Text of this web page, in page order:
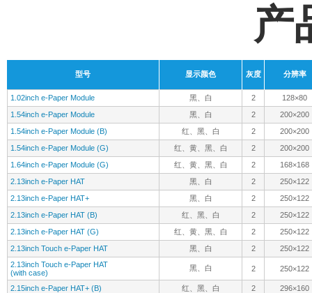
产
型号 显示颜色 灰度 分辨率
1.02inch e-Paper Module 黑、白 2
128×80
1.54inch e-Paper Module
黑、白 2
200×200
1.54inch e-Paper Module (B)
红、黑、白 2
200×200
1.54inch e-Paper Module (G)
红、黄、黑、白 2
200×200
1.64inch e-Paper Module (G)
红、黄、黑、白 2
168×168
2.13inch e-Paper HAT
黑、白 2
250×122
2.13inch e-Paper HAT+
黑、白 2
250×122
2.13inch e-Paper HAT (B)
红、黑、白 2
250×122
2.13inch e-Paper HAT (G)
红、黄、黑、白 2
250×122
2.13inch Touch e-Paper HAT
黑、白 2
250×122
2.13inch Touch e-Paper HAT
(with case)
黑、白 2 250×122
2.15inch e-Paper HAT+ (B) 红、黑、白 2
296×160